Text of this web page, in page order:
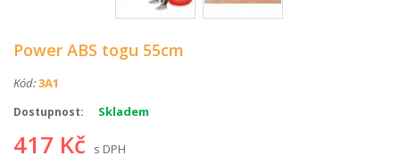
Power ABS togu 55cm
Kód:3A1
Dostupnost: Skladem
417 Kč s DPH